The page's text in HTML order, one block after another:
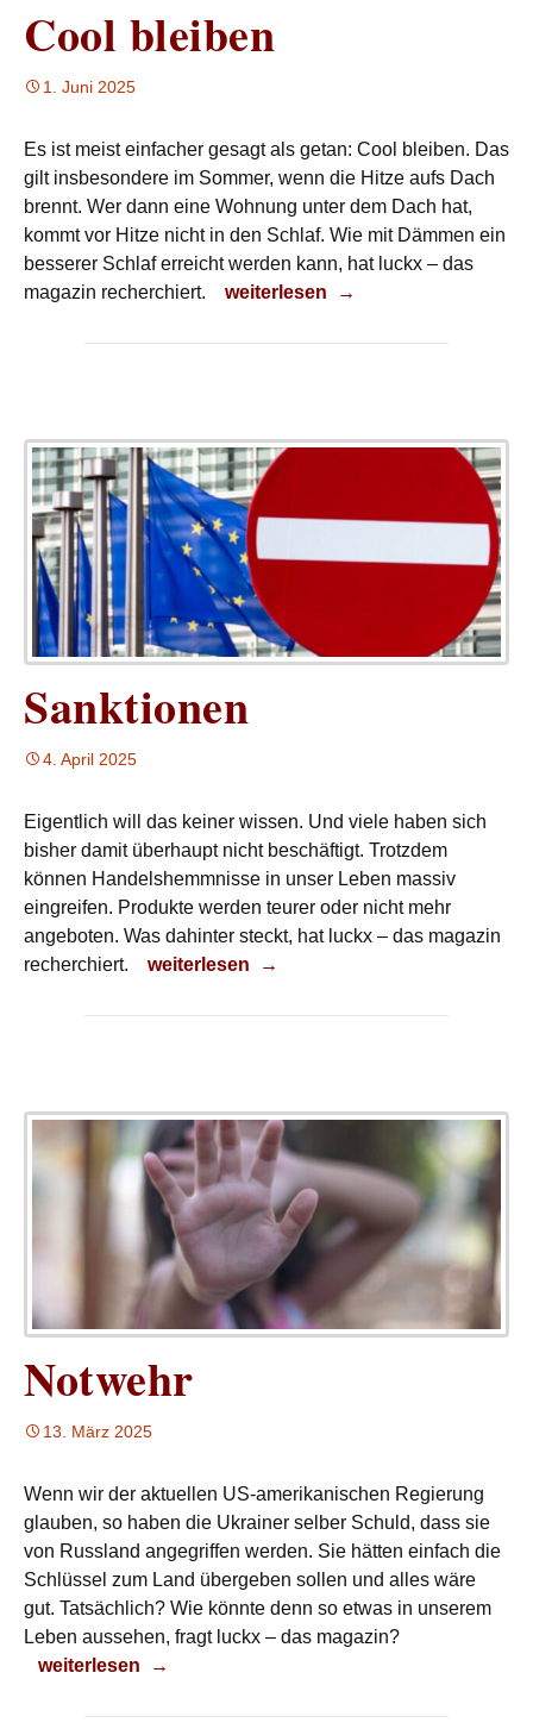
Cool bleiben
1. Juni 2025
Es ist meist einfacher gesagt als getan: Cool bleiben. Das
gilt insbesondere im Sommer, wenn die Hitze aufs Dach
brennt. Wer dann eine Wohnung unter dem Dach hat,
kommt vor Hitze nicht in den Schlaf. Wie mit Dämmen ein
besserer Schlaf erreicht werden kann, hat luckx – das
magazin recherchiert.
Cool bleiben
weiterlesen →
Sanktionen
4. April 2025
Eigentlich will das keiner wissen. Und viele haben sich
bisher damit überhaupt nicht beschäftigt. Trotzdem
können Handelshemmnisse in unser Leben massiv
eingreifen. Produkte werden teurer oder nicht mehr
angeboten. Was dahinter steckt, hat luckx – das magazin
recherchiert.
Sanktionen
weiterlesen →
Notwehr
13. März 2025
Wenn wir der aktuellen US-amerikanischen Regierung
glauben, so haben die Ukrainer selber Schuld, dass sie
von Russland angegriffen werden. Sie hätten einfach die
Schlüssel zum Land übergeben sollen und alles wäre
gut. Tatsächlich? Wie könnte denn so etwas in unserem
Leben aussehen, fragt luckx – das magazin?
Notwehr
weiterlesen →